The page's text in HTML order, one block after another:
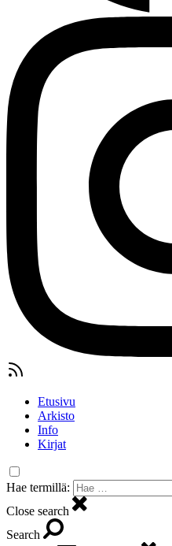
Etusivu
Arkisto
Info
Kirjat
Hae termillä:
Close search
Search